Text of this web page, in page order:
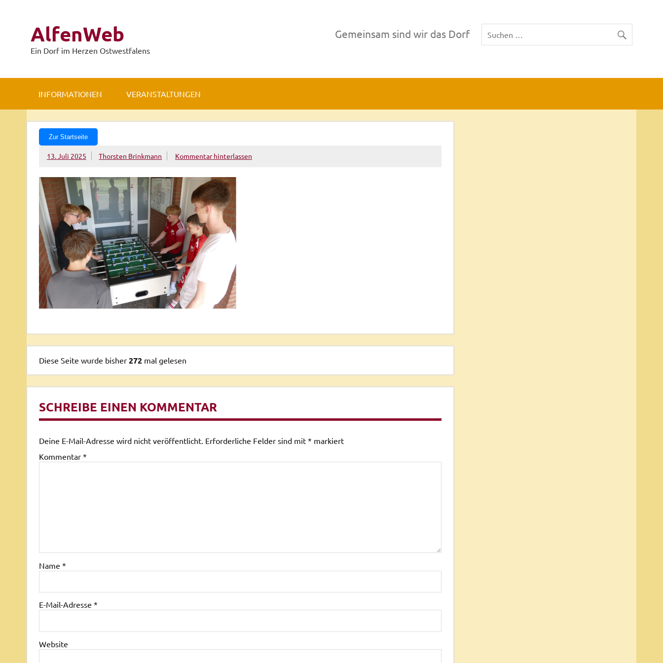
AlfenWeb
Ein Dorf im Herzen Ostwestfalens
Gemeinsam sind wir das Dorf
INFORMATIONEN VERANSTALTUNGEN
Zur Startseite
13. Juli 2025 Thorsten Brinkmann Kommentar hinterlassen
Diese Seite wurde bisher272 mal gelesen
SCHREIBE EINEN KOMMENTAR
Deine E-Mail-Adresse wird nicht veröffentlicht. Erforderliche Felder sind mit * markiert
Kommentar *
Name *
E-Mail-Adresse *
Website